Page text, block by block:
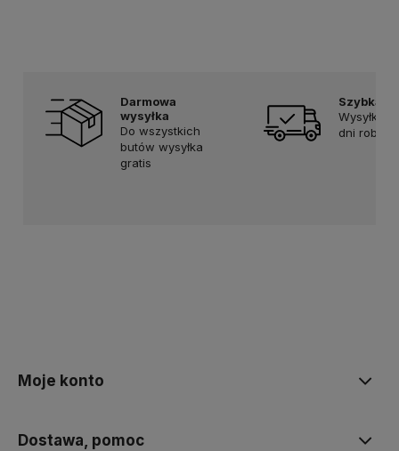
Darmowa
wysyłka
Do wszystkich
butów wysyłka
gratis
Szybka
Wysyłka
dni
Moje konto
Dostawa, pomoc